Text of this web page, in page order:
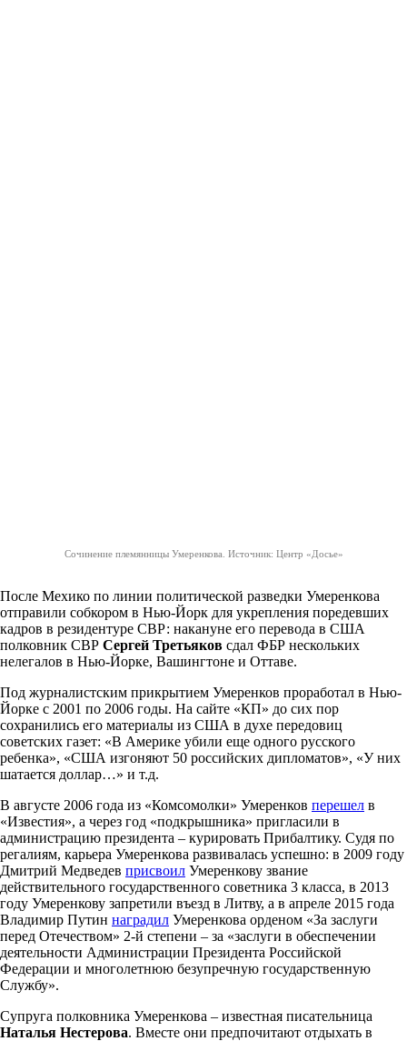
Сочинение племянницы Умеренкова. Источник: Центр «Досье»
После Мехико по линии политической разведки Умеренкова
отправили собкором в Нью-Йорк для укрепления поредевших
кадров в резидентуре СВР: накануне его перевода в США
полковник СВР Сергей Третьяков сдал ФБР нескольких
нелегалов в Нью-Йорке, Вашингтоне и Оттаве.
Под журналистским прикрытием Умеренков проработал в Нью-
Йорке с 2001 по 2006 годы. На сайте «КП» до сих пор
сохранились его материалы из США в духе передовиц
советских газет: «В Америке убили еще одного русского
ребенка», «США изгоняют 50 российских дипломатов», «У них
шатается доллар…» и т.д.
В августе 2006 года из «Комсомолки» Умеренков перешел в
«Известия», а через год «подкрышника» пригласили в
администрацию президента – курировать Прибалтику. Судя по
регалиям, карьера Умеренкова развивалась успешно: в 2009 году
Дмитрий Медведев присвоил Умеренкову звание
действительного государственного советника 3 класса, в 2013
году Умеренкову запретили въезд в Литву, а в апреле 2015 года
Владимир Путин наградил Умеренкова орденом «За заслуги
перед Отечеством» 2-й степени – за «заслуги в обеспечении
деятельности Администрации Президента Российской
Федерации и многолетнюю безупречную государственную
Службу».
Супруга полковника Умеренкова – известная писательница
Наталья Нестерова. Вместе они предпочитают отдыхать в